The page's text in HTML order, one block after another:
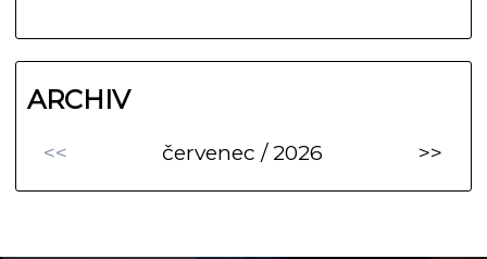
ARCHIV
<< červenec / 2026 >>